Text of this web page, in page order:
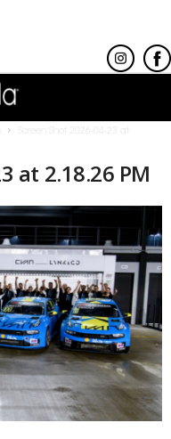
Screen Shot 2026-04-23 at
at 2.18.26 PM